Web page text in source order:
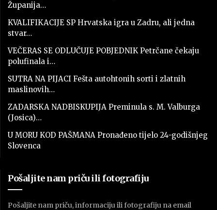
Županija…
KVALIFIKACIJE SP Hrvatska igra u Zadru, ali jedna
stvar…
VEČERAS SE ODLUČUJE POBJEDNIK Petrčane čekaju
polufinala i…
SUTRA NA PIJACI Fešta autohtonih sorti i zlatnih
maslinovih…
ZADARSKA NADBISKUPIJA Preminula s. M. Valburga
(Josica)…
U MORU KOD PAŠMANA Pronađeno tijelo 24-godišnjeg
Slovenca
Pošaljite nam priču ili fotografiju
Pošaljite nam priču, informaciju ili fotografiju na email